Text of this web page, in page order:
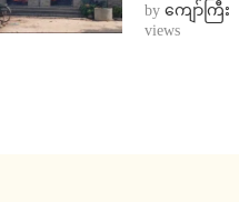
byကျော်ကြီး
views